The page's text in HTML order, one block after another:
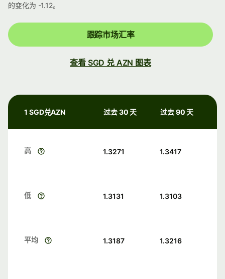
的变化为 -1.12。
跟踪市场汇率
查看 SGD 兑 AZN 图表
1 SGD兑AZN 过去 30 天 过去 90 天
高 1.3271 1.3417
低 1.3131 1.3103
平均 1.3187 1.3216